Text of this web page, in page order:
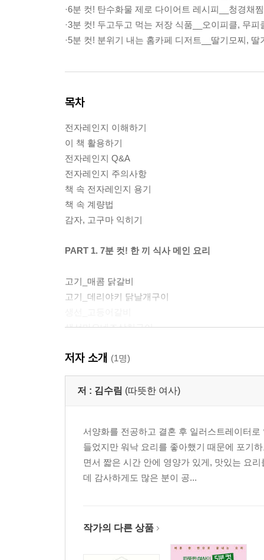
·6분 컷! 탄수화물 제로 다이어트 레시피__청경채
·3분 컷! 두고두고 먹는 저장 식품__오이피클, 무
·5분 컷! 분위기 내는 홈카페 디저트__딸기모찌,
목차
전자레인지 이해하기
이 책 활용하기
전자레인지 Q&A
전자레인지 주의사항
책 속 전자레인지 용기
책 속 계량법
감자, 고구마 익히기
PART 1. 7분 컷! 한 끼 식사 메인 요리
고기_매콤 닭갈비
고기_데리야키 닭날개구이
생선마요네즈삼치구이
고기_고기듬뿍카레
고기_삼겹살숙주찜
고기_매콤 부추삼겹살구이
고기_삼겹살김치찜
고기_제육볶음
가공 식재료_국물떡볶이
가공 식재료_순대볶음
해산물_오징어볶음
채소_매콤 콩나물불고기
저자 소개 (1명)
저 : 김수림 (따뜻한 여사)
서양화를 전공하고 결혼 후 일러스트레이터
들었지만 워낙 요리를 좋아했기 때문에 포기
면서 짧은 시간 안에 영양가 있게, 맛있는 요
데 감사하게도 많은 분이 공...
작가의 다른 상품